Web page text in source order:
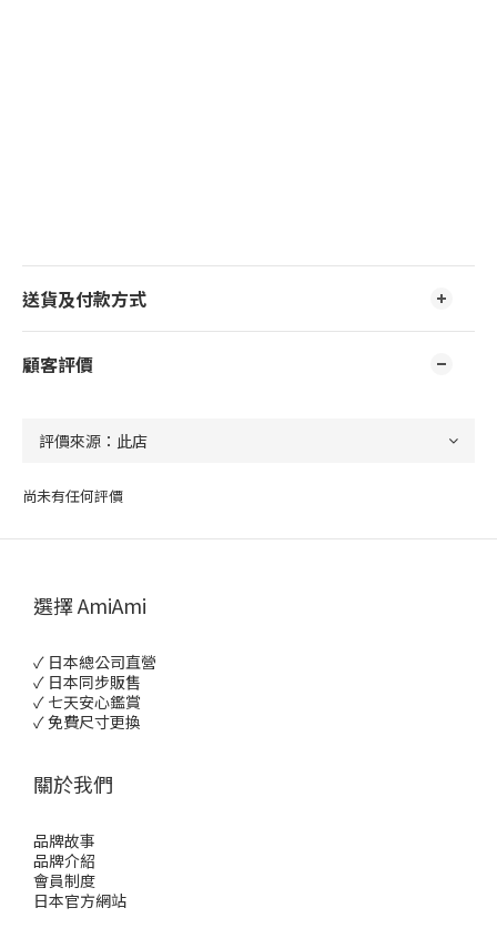
送貨及付款方式
顧客評價
尚未有任何評價
選擇 AmiAmi
✓ 日本總公司直營
✓ 日本同步販售
✓ 七天安心鑑賞
✓ 免費尺寸更換
關於我們
品牌故事
品牌介紹
會員制度
日本官方網站